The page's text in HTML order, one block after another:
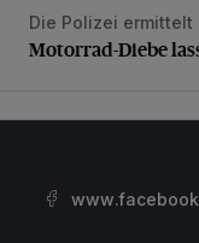
Motorrad-Diebe
Die Polizei ermittelt
Motorrad-Diebe